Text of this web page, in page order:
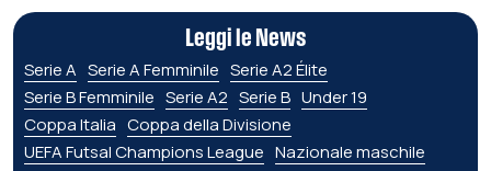
Leggi le News
Serie A Serie A Femminile Serie A2 Élite
Serie B Femminile Serie A2 Serie B Under 19
Coppa Italia Coppa della Divisione
UEFA Futsal Champions League Nazionale maschile